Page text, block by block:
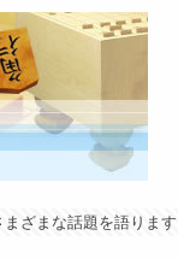
ざまな話題を語ります